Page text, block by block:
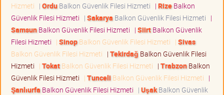
Hizmeti | OrduBalkon Güvenlik Filesi Hizmeti | RizeBalkon
Güvenlik Filesi Hizmeti | Sakarya Balkon Güvenlik Filesi Hizmeti |
SamsunBalkon Güvenlik Filesi Hizmeti | SiirtBalkon Güvenlik
Filesi Hizmeti | SinopBalkon Güvenlik Filesi Hizmeti | Sivas
Balkon Güvenlik Filesi Hizmeti | Tekirdağ Balkon Güvenlik Filesi
Hizmeti | TokatBalkon Güvenlik Filesi Hizmeti | TrabzonBalkon
Güvenlik Filesi Hizmeti | Tunceli Balkon Güvenlik Filesi Hizmeti |
Şanlıurfa Balkon Güvenlik Filesi Hizmeti | UşakBalkon Güvenlik